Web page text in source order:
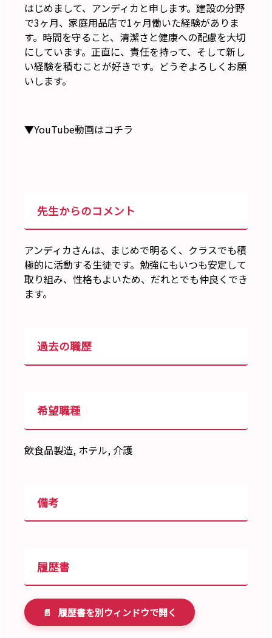
はじめまして、アンディカと申します。建設の分野
で3ヶ月、家庭用品店で1ヶ月働いた経験がありま
す。時間を守ること、清潔さと健康への配慮を大切
にしています。正直に、責任を持って、そして新し
い経験を積むことが好きです。どうぞよろしくお願
いします。
▼YouTube動画はコチラ
先生からのコメント
アンディカさんは、まじめで明るく、クラスでも積
極的に活動する生徒です。勉強にもいつも安定して
取り組み、性格もよいため、だれとでも仲良くでき
ます。
過去の職歴
希望職種
飲食品製造, ホテル, 介護
備考
履歴書
📄 履歴書を別ウィンドウで開く